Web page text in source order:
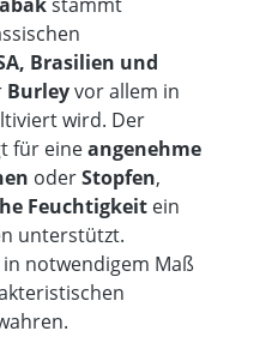
Brasilien und
Burleyvor allem in
wird. Der
für eineangenehme
oderStopfen,
Feuchtigkeit ein
unterstützt.
notwendigem Maß